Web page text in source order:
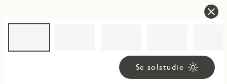
Se solstudie